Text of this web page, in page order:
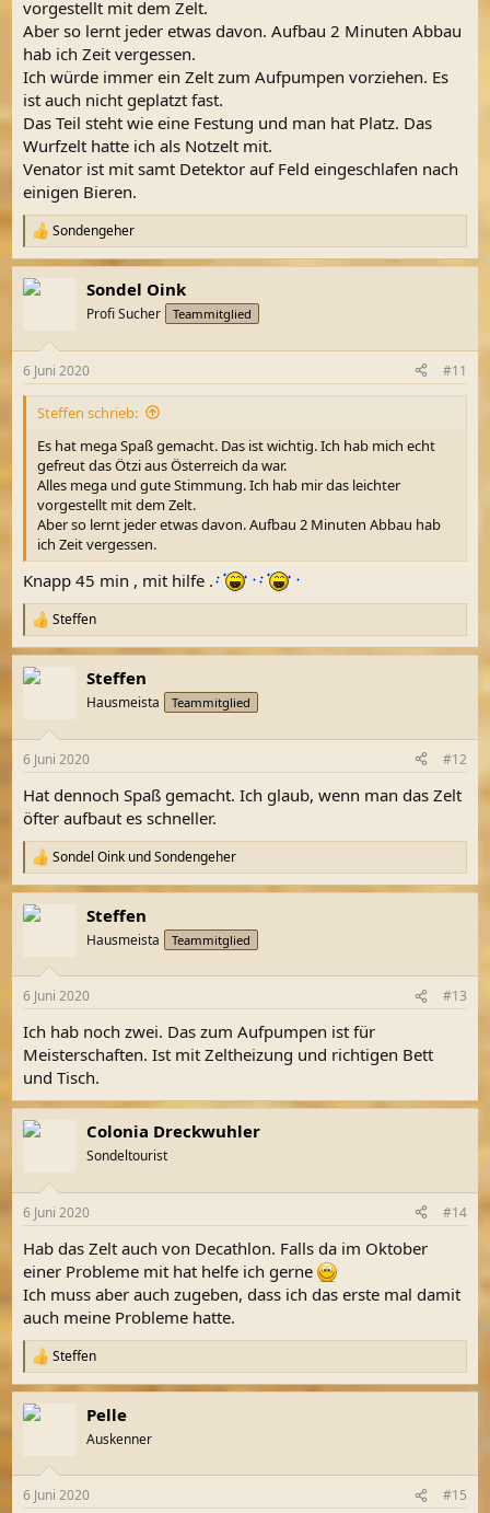
vorgestellt mit dem Zelt.
Aber so lernt jeder etwas davon. Aufbau 2 Minuten Abbau
hab ich Zeit vergessen.
Ich würde immer ein Zelt zum Aufpumpen vorziehen. Es
ist auch nicht geplatzt fast.
Das Teil steht wie eine Festung und man hat Platz. Das
Wurfzelt hatte ich als Notzelt mit.
Venator ist mit samt Detektor auf Feld eingeschlafen nach
einigen Bieren.
R
e
a
k
e
n
Sondengeher
Sondel Oink
Profi Sucher Teammitglied
6 Juni 2020 #11
Steffen schrieb:
Es hat mega Spaß gemacht. Das ist wichtig. Ich hab mich echt
gefreut das Ötzi aus Österreich da war.
Alles mega und gute Stimmung. Ich hab mir das leichter
vorgestellt mit dem Zelt.
Aber so lernt jeder etwas davon. Aufbau 2 Minuten Abbau hab
ich Zeit vergessen.
Knapp 45 min , mit hilfe .
R
e
a
k
e
:
Steffen
Steffen
Hausmeista Teammitglied
6 Juni 2020 #12
Hat dennoch Spaß gemacht. Ich glaub, wenn man das Zelt
öfter aufbaut es schneller.
R
e
a
k
e
:
Sondel Oink undSondengeher
Steffen
Hausmeista Teammitglied
6 Juni 2020 #13
Ich hab noch zwei. Das zum Aufpumpen ist für
Meisterschaften. Ist mit Zeltheizung und richtigen Bett
und Tisch.
Colonia Dreckwuhler
Sondeltourist
6 Juni 2020 #14
Hab das Zelt auch von Decathlon. Falls da im Oktober
einer Probleme mit hat helfe ich gerne
Ich muss aber auch zugeben, dass ich das erste mal damit
auch meine Probleme hatte.
R
e
a
k
e
Steffen
Pelle
Auskenner
6 Juni 2020 #15